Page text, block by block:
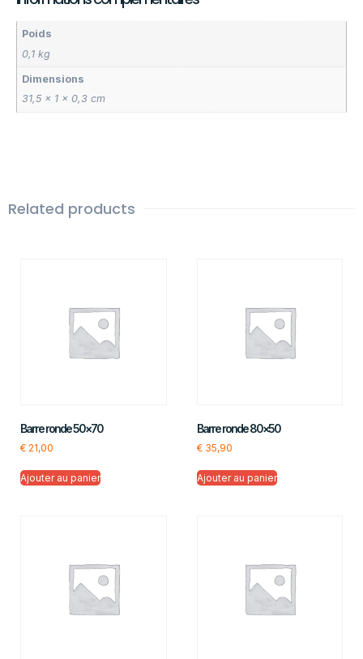
Poids
0,1 kg
Dimensions
31,5 × 1 × 0,3 cm
Related products
Barre ronde 50×70
€ 21,00
Ajouter au panier
Barre ronde 80×50
€35,90
Ajouter au panier